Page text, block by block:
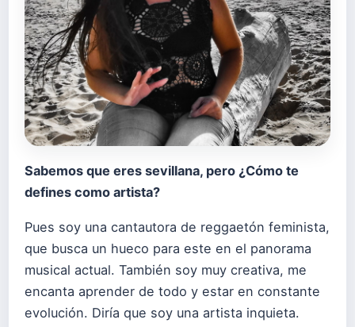
Sabemos que eres sevillana, pero ¿Cómo te
defines como artista?
Pues soy una cantautora de reggaetón feminista,
que busca un hueco para este en el panorama
musical actual. También soy muy creativa, me
encanta aprender de todo y estar en constante
evolución. Diría que soy una artista inquieta.